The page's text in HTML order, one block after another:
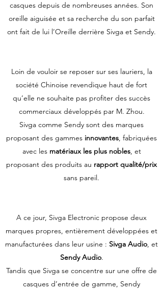
casques depuis de nombreuses années. Son
oreille aiguisée et sa recherche du son parfait
ont fait de lui l’Oreille derrière Sivga et Sendy.
Loin de vouloir se reposer sur ses lauriers, la
société Chinoise revendique haut de fort
qu’elle ne souhaite pas profiter des succès
commerciaux développés par M. Zhou.
Sivga comme Sendy sont des marques
proposant des gammes innovantes, fabriquées
avec les matériaux les plus nobles, et
proposant des produits au rapport qualité/prix
sans pareil.
A ce jour, Sivga Electronic propose deux
marques propres, entièrement développées et
manufacturées dans leur usine : Sivga Audio, et
Sendy Audio.
Tandis que Sivga se concentre sur une offre de
casques d’entrée de gamme, Sendy